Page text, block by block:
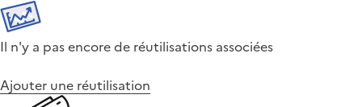
Il n'y a pas encore de réutilisations associées
Ajouter une réutilisation